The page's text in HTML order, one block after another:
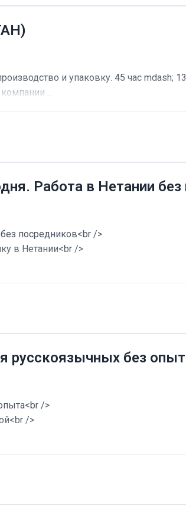
и упаковку. 45 час mdash; 13
...
Работа в Нетании
посредников<br />
в Нетании<br />
русскоязычных без
/>
/>